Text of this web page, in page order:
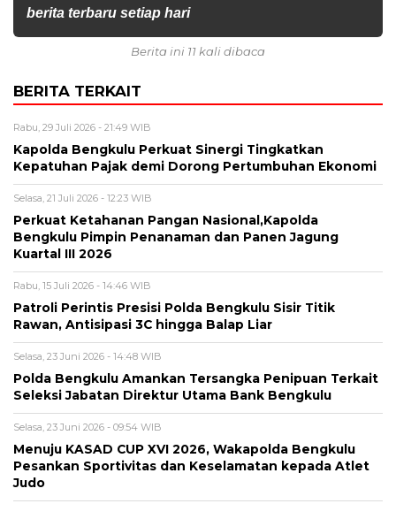
berita terbaru setiap hari
Berita ini 11 kali dibaca
BERITA TERKAIT
Rabu, 29 Juli 2026 - 21:49 WIB
Kapolda Bengkulu Perkuat Sinergi Tingkatkan
Kepatuhan Pajak demi Dorong Pertumbuhan Ekonomi
Selasa, 21 Juli 2026 - 12:23 WIB
Perkuat Ketahanan Pangan Nasional,Kapolda
Bengkulu Pimpin Penanaman dan Panen Jagung
Kuartal III 2026
Rabu, 15 Juli 2026 - 14:46 WIB
Patroli Perintis Presisi Polda Bengkulu Sisir Titik
Rawan, Antisipasi 3C hingga Balap Liar
Selasa, 23 Juni 2026 - 14:48 WIB
Polda Bengkulu Amankan Tersangka Penipuan Terkait
Seleksi Jabatan Direktur Utama Bank Bengkulu
Selasa, 23 Juni 2026 - 09:54 WIB
Menuju KASAD CUP XVI 2026, Wakapolda Bengkulu
Pesankan Sportivitas dan Keselamatan kepada Atlet
Judo